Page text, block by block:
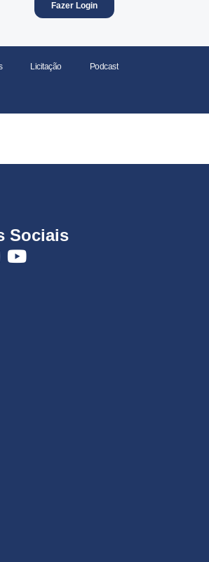
Fazer Login
Licitação Podcast
Sociais